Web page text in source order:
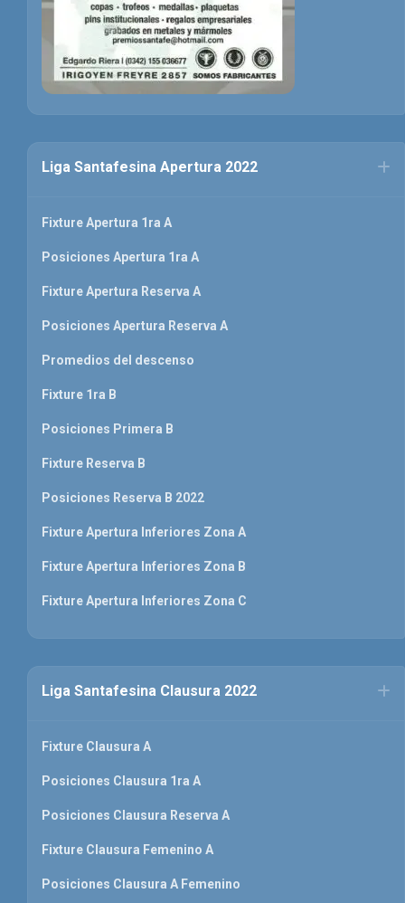
Liga Santafesina Apertura 2022
Fixture Apertura 1ra A
Posiciones Apertura 1ra A
Fixture Apertura Reserva A
Posiciones Apertura Reserva A
Promedios del descenso
Fixture 1ra B
Posiciones Primera B
Fixture Reserva B
Posiciones Reserva B 2022
Fixture Apertura Inferiores Zona A
Fixture Apertura Inferiores Zona B
Fixture Apertura Inferiores Zona C
Liga Santafesina Clausura 2022
Fixture Clausura A
Posiciones Clausura 1ra A
Posiciones Clausura Reserva A
Fixture Clausura Femenino A
Posiciones Clausura A Femenino